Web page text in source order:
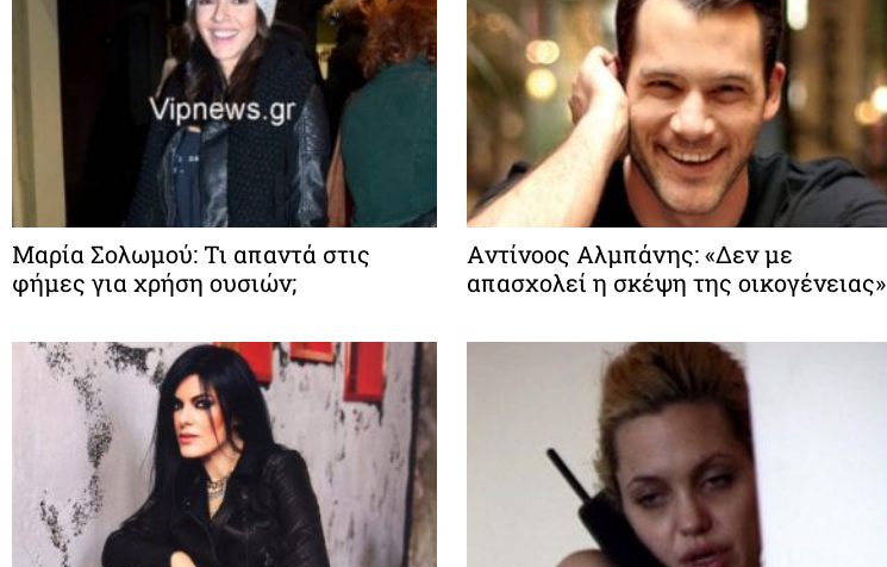
Μαρία Σολωμού: Τι απαντά στις
φήμες για χρήση ουσιών;
Aντίνοος Αλμπάνης: «Δεν με
απασχολεί η σκέψη της οικογένειας»